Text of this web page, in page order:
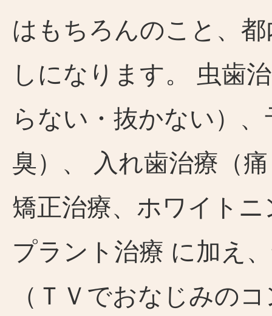
はもちろんのこと、
しになります。 虫歯
らない・抜かない）
臭）、 入れ歯治療（
矯正治療、ホワイト
プラント治療 に加え
（ＴＶでおなじみの